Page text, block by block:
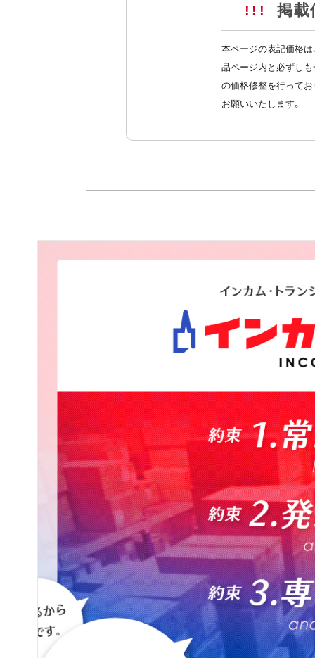
!!! 掲載
本ページの表記価格は
品ページ内と必ずし
の価格修整を行ってお
お願いいたします。